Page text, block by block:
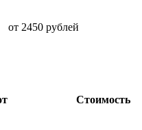
от 2450 рублей
Стоимость